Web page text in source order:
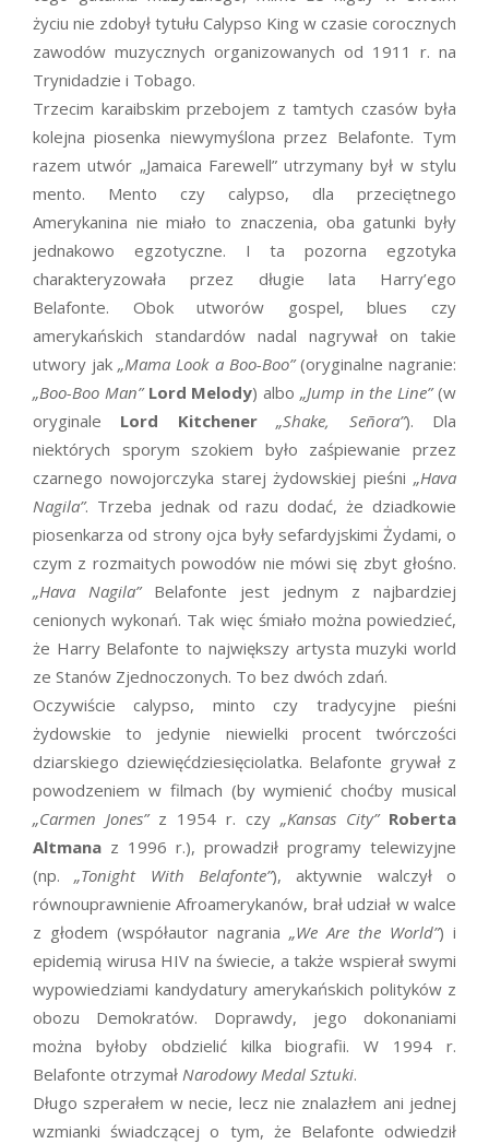
życiu nie zdobył tytułu Calypso King w czasie corocznych
zawodów muzycznych organizowanych od 1911 r. na
Trynidadzie i Tobago.
Trzecim karaibskim przebojem z tamtych czasów była
kolejna piosenka niewymyślona przez Belafonte. Tym
razem utwór „Jamaica Farewell” utrzymany był w stylu
mento. Mento czy calypso, dla przeciętnego
Amerykanina nie miało to znaczenia, oba gatunki były
jednakowo egzotyczne. I ta pozorna egzotyka
charakteryzowała przez długie lata Harry’ego
Belafonte. Obok utworów gospel, blues czy
amerykańskich standardów nadal nagrywał on takie
utwory jak„Mama Look a Boo-Boo”(oryginalne nagranie:
„Boo-Boo Man” Lord Melody) albo „Jump in the Line”(w
oryginale Lord Kitchener „Shake, Señora”). Dla
niektórych sporym szokiem było zaśpiewanie przez
czarnego nowojorczyka starej żydowskiej pieśni „Hava
Nagila”. Trzeba jednak od razu dodać, że dziadkowie
piosenkarza od strony ojca były sefardyjskimi Żydami, o
czym z rozmaitych powodów nie mówi się zbyt głośno.
„Hava Nagila”Belafonte jest jednym z najbardziej
cenionych wykonań. Tak więc śmiało można powiedzieć,
że Harry Belafonte to największy artysta muzyki world
ze Stanów Zjednoczonych. To bez dwóch zdań.
Oczywiście calypso, minto czy tradycyjne pieśni
żydowskie to jedynie niewielki procent twórczości
dziarskiego dziewięćdziesięciolatka. Belafonte grywał z
powodzeniem w filmach (by wymienić choćby musical
„Carmen Jones”z 1954 r. czy „Kansas City” Roberta
Altmana z 1996 r.), prowadził programy telewizyjne
(np.„Tonight With Belafonte”), aktywnie walczył o
równouprawnienie Afroamerykanów, brał udział w walce
z głodem (współautor nagrania „We Are the World”) i
epidemią wirusa HIV na świecie, a także wspierał swymi
wypowiedziami kandydatury amerykańskich polityków z
obozu Demokratów. Doprawdy, jego dokonaniami
można byłoby obdzielić kilka biografii. W 1994 r.
Belafonte otrzymał Narodowy Medal Sztuki.
Długo szperałem w necie, lecz nie znalazłem ani jednej
wzmianki świadczącej o tym, że Belafonte odwiedził